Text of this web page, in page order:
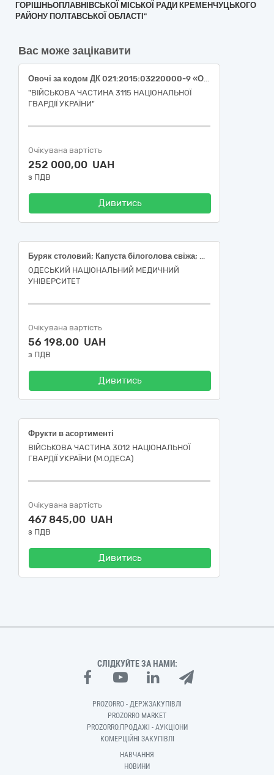
ГОРІШНЬОПЛАВНІВСЬКОЇ МІСЬКОЇ РАДИ КРЕМЕНЧУЦЬКОГО
РАЙОНУ ПОЛТАВСЬКОЇ ОБЛАСТІ"
Вас може зацікавити
Овочі за кодом ДК 021:2015:03220000-9 «Овочі, фрукти та горіхи» огірок свіжий (ДК 021:2015:03221270-9 «Огірки»), помідор свіжий (ДК 021:2015:03221240-0 «Помідори»), перець солодкий (ДК 021:2015:03221230-7 «Перець овочевий»)
"ВІЙСЬКОВА ЧАСТИНА 3115 НАЦІОНАЛЬНОЇ
ГВАРДІЇ УКРАЇНИ"
Очікувана вартість
252 000,00 UAH
з ПДВ
Дивитись
Буряк столовий; Капуста білоголова свіжа; Морква свіжа; Цибуля ріпчаста свіжа; Яблука свіжі; Апельсини свіжі
ОДЕСЬКИЙ НАЦІОНАЛЬНИЙ МЕДИЧНИЙ
УНІВЕРСИТЕТ
Очікувана вартість
56 198,00 UAH
з ПДВ
Дивитись
Фрукти в асортименті
ВІЙСЬКОВА ЧАСТИНА 3012 НАЦІОНАЛЬНОЇ
ГВАРДІЇ УКРАЇНИ (М.ОДЕСА)
Очікувана вартість
467 845,00 UAH
з ПДВ
Дивитись
СЛІДКУЙТЕ ЗА НАМИ:
PROZORRO - ДЕРЖЗАКУПІВЛІ
PROZORRO MARKET
PROZORRO.ПРОДАЖІ - АУКЦІОНИ
КОМЕРЦІЙНІ ЗАКУПІВЛІ
НАВЧАННЯ
НОВИНИ